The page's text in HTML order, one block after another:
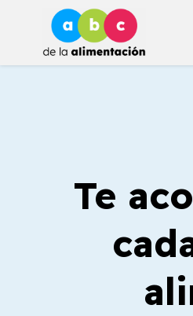
contenido
Te